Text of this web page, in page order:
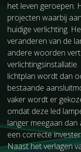
het leven geroepen.
projecten waarbij
huidige verlichting.
veranderen van de
andere woorden
lichtplan wordt dan
bestaande
vaker wordt er
omdat deze led
langer meegaan
een correcte
Naast het verlagen